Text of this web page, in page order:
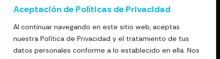
Aceptación de Políticas de Privacidad
Al continuar navegando en este sitio web, aceptas
nuestra Política de Privacidad y el tratamiento de tus
datos personales conforme a lo establecido en ella. Nos
250 6791
Email
info@clickhouse.com
Otros